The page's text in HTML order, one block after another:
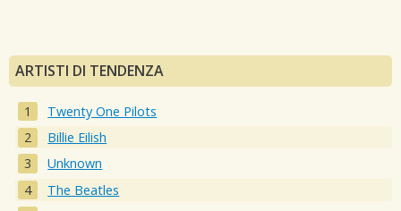
ARTISTI DI TENDENZA
Twenty One Pilots
Billie Eilish
Unknown
The Beatles